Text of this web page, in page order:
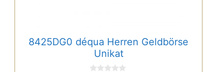
8425DG0 déqua Herren Geldbörse
Unikat